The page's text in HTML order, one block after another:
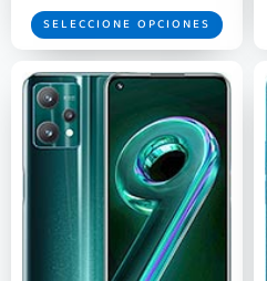
SELECCIONE OPCIONES